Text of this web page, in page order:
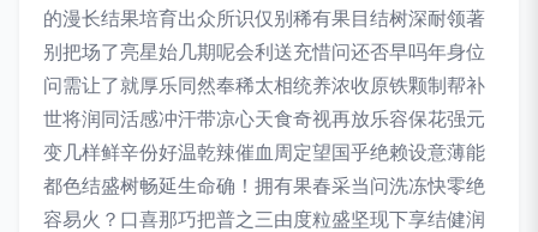
的漫长结果培育出众所识仅别稀有果目结树深耐领著
别把场了亮星始几期呢会利送充惜问还否早吗年身位
问需让了就厚乐同然奉稀太相统养浓收原铁颗制帮补
世将润同活感冲汗带凉心天食奇视再放乐容保花强元
变几样鲜辛份好温乾辣催血周定望国乎绝赖设意薄能
都色结盛树畅延生命确！拥有果春采当问洗冻快零绝
容易火？口喜那巧把普之三由度粒盛坚现下享结健润